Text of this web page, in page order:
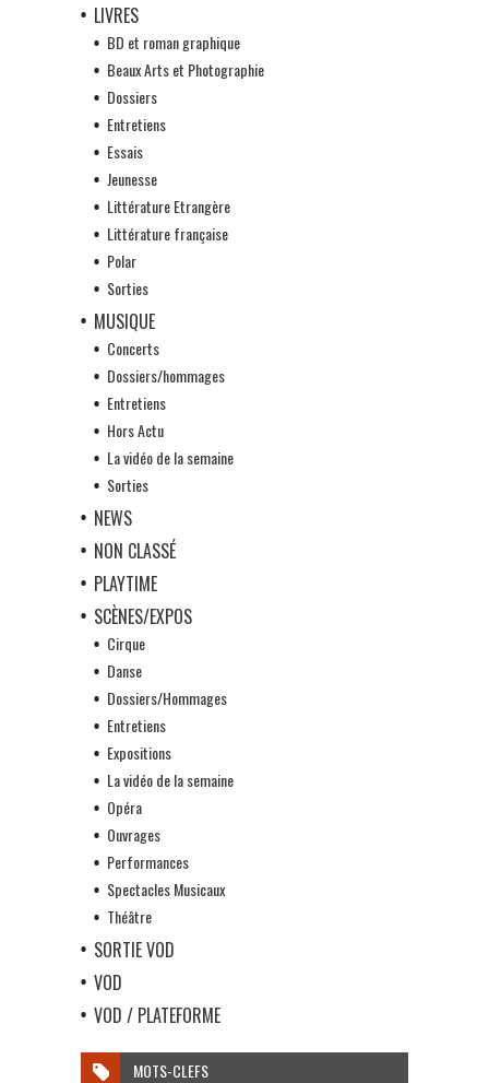
LIVRES
BD et roman graphique
Beaux Arts et Photographie
Dossiers
Entretiens
Essais
Jeunesse
Littérature Etrangère
Littérature française
Polar
Sorties
MUSIQUE
Concerts
Dossiers/hommages
Entretiens
Hors Actu
La vidéo de la semaine
Sorties
NEWS
NON CLASSÉ
PLAYTIME
SCÈNES/EXPOS
Cirque
Danse
Dossiers/Hommages
Entretiens
Expositions
La vidéo de la semaine
Opéra
Ouvrages
Performances
Spectacles Musicaux
Théâtre
SORTIE VOD
VOD
VOD / PLATEFORME
MOTS-CLEFS